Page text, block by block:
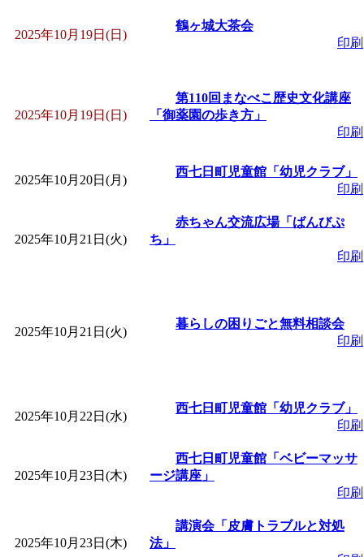
2025年10月19日(日)
鶴ヶ城大茶会
印刷
2025年10月19日(日)
第110回まなべこ歴史文化講座
「御薬園の歩き方」
印刷
2025年10月20日(月)
西七日町児童館「幼児クラブ」
印刷
2025年10月21日(火)
赤ちゃん交流広場「ばんびぷ
ち」
印刷
2025年10月21日(火)
暮らしの困りごと無料相談会
印刷
2025年10月22日(水)
西七日町児童館「幼児クラブ」
印刷
2025年10月23日(木)
西七日町児童館「ベビーマッサ
ージ講座」
印刷
2025年10月23日(木)
講演会「皮膚トラブルと対処
法」